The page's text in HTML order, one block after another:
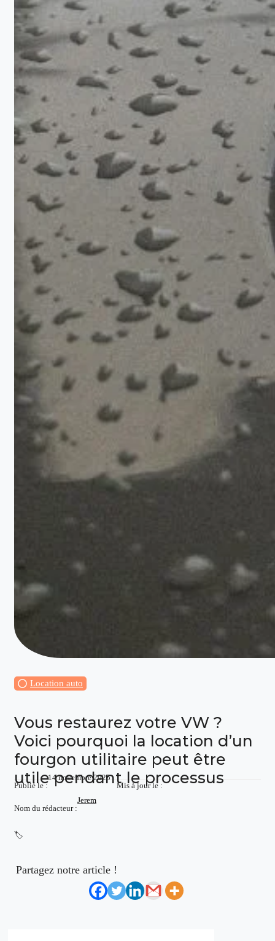
Location auto
Vous restaurez votre VW ?
Voici pourquoi la location d’un
fourgon utilitaire peut être
utile pendant le processus
Publié le :
14 novembre 2025
Mis à jour le :
Nom du rédacteur :
Jerem
🏷️
Partagez notre article !